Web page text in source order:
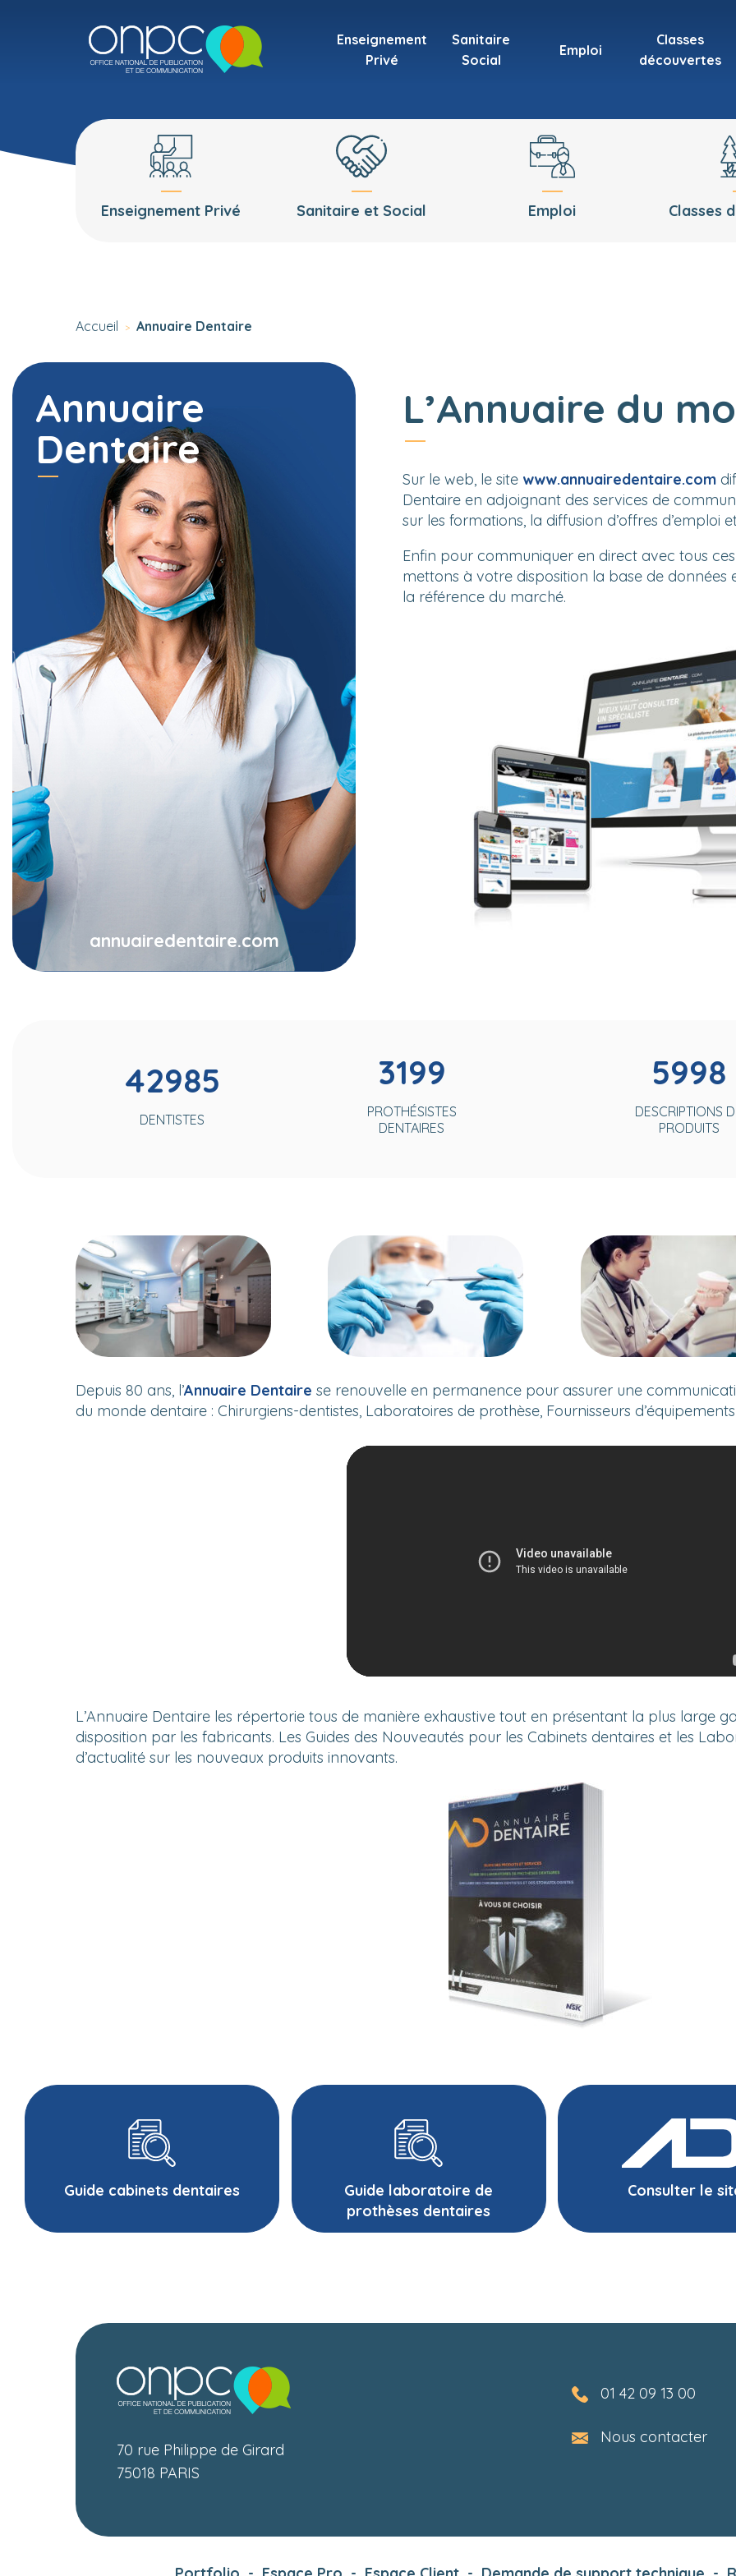
ONPC
Enseignement
Privé
Sanitaire
Social
Emploi
Classes
découvertes
Enseignement Privé Sanitaire et Social Emploi Classes
Accueil > Annuaire Dentaire
Annuaire
Dentaire
annuairedentaire.com
L’Annuaire du
Sur le web, le site www.annuairedentaire.com
Dentaire en adjoignant des services de
sur les formations, la diffusion d’offres d’emploi
Enfin pour communiquer en direct avec tous
mettons à votre disposition la base de données
la référence du marché.
42985
DENTISTES
3199
PROTHÉSISTES
DENTAIRES
5998
DESCRIPTIONS
PRODUITS
Depuis 80 ans, l’Annuaire Dentaire se renouvelle en permanence pour assurer une
du monde dentaire : Chirurgiens-dentistes, Laboratoires de prothèse, Fournisseurs
L’Annuaire Dentaire les répertorie tous de manière exhaustive tout en présentant la plus large
disposition par les fabricants. Les Guides des Nouveautés pour les Cabinets dentaires et les
d’actualité sur les nouveaux produits innovants.
Guide cabinets dentaires
Guide laboratoire de
prothèses dentaires
Consulter le
70 rue Philippe de Girard
75018 PARIS
01 42 09 13 00
Nous contacter